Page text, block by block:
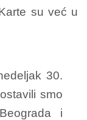
su već u
30.
smo
i